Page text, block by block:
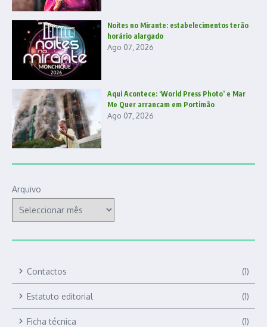
Noites no Mirante: estabelecimentos terão
horário alargado
Ago 07, 2026
Aqui Acontece: ‘World Press Photo’ e Mar
Me Quer arrancam em Portimão
Ago 07, 2026
Arquivo
Contactos (1)
Estatuto editorial (1)
Ficha técnica (1)